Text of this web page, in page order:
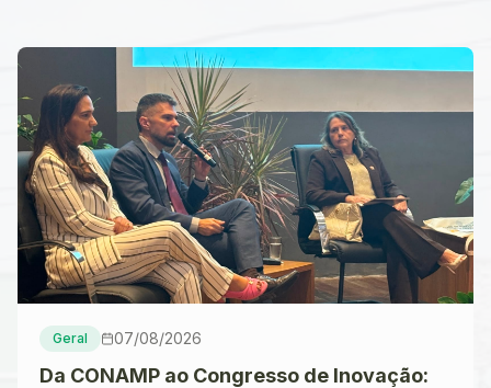
Geral 07/08/2026
Da CONAMP ao Congresso de Inovação: